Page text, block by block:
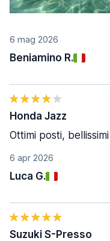
6 mag 2026
Beniamino R.
6 apr 2026
Luca G.
Honda Jazz
Ottimi posti,
Suzuki S-Presso